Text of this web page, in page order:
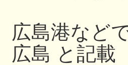
広島港など
広島 と記載